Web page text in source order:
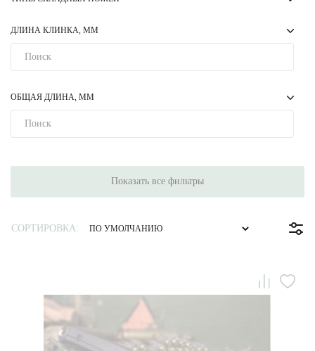
ДЛИНА КЛИНКА, ММ
ОБЩАЯ ДЛИНА, ММ
Показать все фильтры
СОРТИРОВКА: